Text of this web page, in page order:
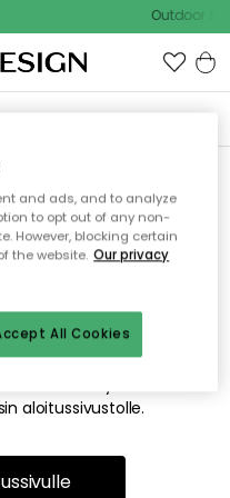
Outdoor
löydä
sivua
enää ole tai siitä, että se
tästä mahdollisesti
aloitussivustolle.
and ads, and to analyze
to opt out of any non-
However, blocking certain
the website. Our privacy
All Cookies